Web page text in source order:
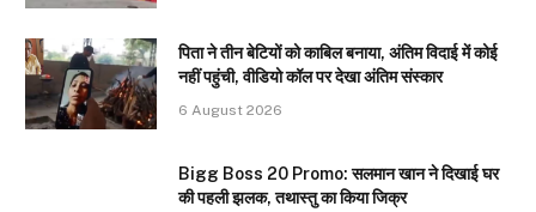
पिता ने तीन बेटियों को काबिल बनाया, अंतिम विदाई में कोई
नहीं पहुंची, वीडियो कॉल पर देखा अंतिम संस्कार
6 August 2026
Bigg Boss 20 Promo: सलमान खान ने दिखाई घर
की पहली झलक, तथास्तु का किया जिक्र